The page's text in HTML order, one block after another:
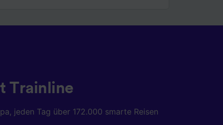
Trainline
jeden Tag über 172.000 smarte Reisen